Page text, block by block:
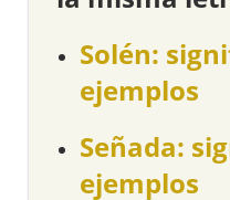
Solén:
ejemplos
Señada:
ejemplos